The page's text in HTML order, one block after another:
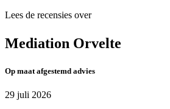
Lees de recensies over
Mediation Orvelte
Op maat afgestemd advies
29 juli 2026